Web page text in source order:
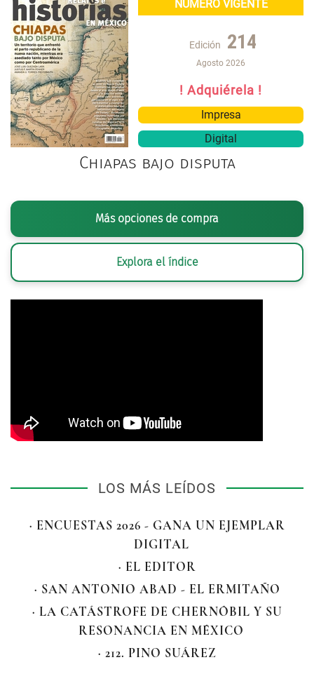
NÚMERO VIGENTE
Edición 214
Agosto 2026
! Adquiérela !
Impresa
Digital
Chiapas bajo disputa
Más opciones de compra
Explora el índice
LOS MÁS LEÍDOS
· ENCUESTAS 2026 - GANA UN EJEMPLAR
DIGITAL
· EL EDITOR
· SAN ANTONIO ABAD - EL ERMITAÑO
· LA CATÁSTROFE DE CHERNÓBIL Y SU
RESONANCIA EN MÉXICO
· 212. PINO SUÁREZ